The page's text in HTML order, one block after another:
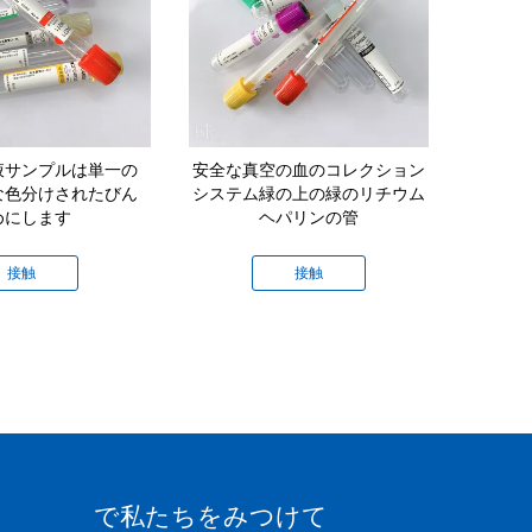
ンプルは単一の
分けされたびん
にします
接触
安全な真空の血のコレクション
システム緑の上の緑のリチウム
ヘパリンの管
接触
で私たちをみつけて